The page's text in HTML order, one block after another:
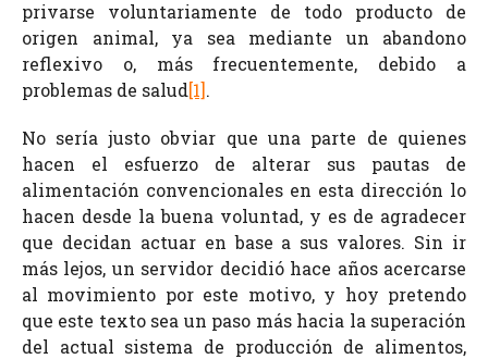
privarse voluntariamente de todo producto de
origen animal, ya sea mediante un abandono
reflexivo o, más frecuentemente, debido a
problemas de salud[1].
No sería justo obviar que una parte de quienes
hacen el esfuerzo de alterar sus pautas de
alimentación convencionales en esta dirección lo
hacen desde la buena voluntad, y es de agradecer
que decidan actuar en base a sus valores. Sin ir
más lejos, un servidor decidió hace años acercarse
al movimiento por este motivo, y hoy pretendo
que este texto sea un paso más hacia la superación
del actual sistema de producción de alimentos,